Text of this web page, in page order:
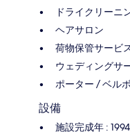
ドライクリーニ
ヘアサロン
荷物保管サービ
ウェディングサ
ポーター / ベル
設備
施設完成年 : 1994